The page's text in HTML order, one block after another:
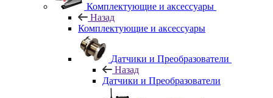
Комплектующие и аксессуары
Назад
Комплектующие и аксессуары
Датчики и Преобразователи
Назад
Датчики и Преобразователи